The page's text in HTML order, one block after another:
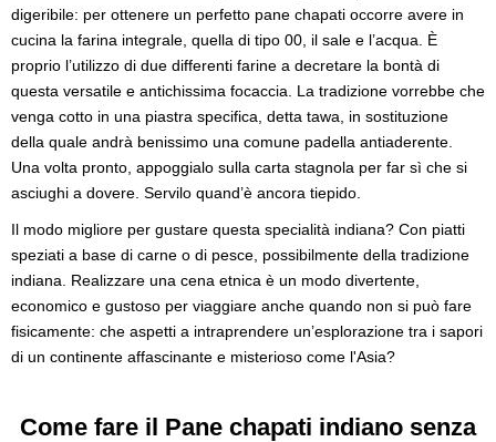
digeribile: per ottenere un perfetto pane chapati occorre avere in
cucina la farina integrale, quella di tipo 00, il sale e l’acqua. È
proprio l’utilizzo di due differenti farine a decretare la bontà di
questa versatile e antichissima focaccia. La tradizione vorrebbe che
venga cotto in una piastra specifica, detta tawa, in sostituzione
della quale andrà benissimo una comune padella antiaderente.
Una volta pronto, appoggialo sulla carta stagnola per far sì che si
asciughi a dovere. Servilo quand’è ancora tiepido.
Il modo migliore per gustare questa specialità indiana? Con piatti
speziati a base di carne o di pesce, possibilmente della tradizione
indiana. Realizzare una cena etnica è un modo divertente,
economico e gustoso per viaggiare anche quando non si può fare
fisicamente: che aspetti a intraprendere un’esplorazione tra i sapori
di un continente affascinante e misterioso come l'Asia?
Come fare il Pane chapati indiano senza